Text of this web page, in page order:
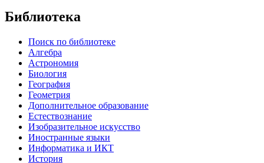
Библиотека
Поиск по библиотеке
Алгебра
Астрономия
Биология
География
Геометрия
Дополнительное образование
Естествознание
Изобразительное искусство
Иностранные языки
Информатика и ИКТ
История